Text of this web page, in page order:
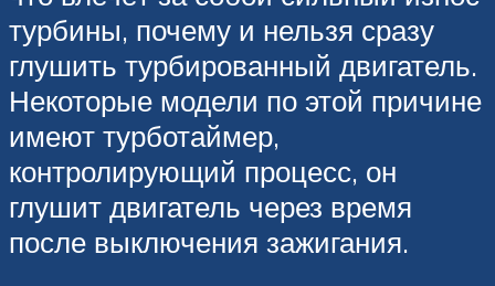
турбины, почему и нельзя сразу
глушить турбированный двигатель.
Некоторые модели по этой причине
имеют турботаймер,
контролирующий процесс, он
глушит двигатель через время
после выключения зажигания.